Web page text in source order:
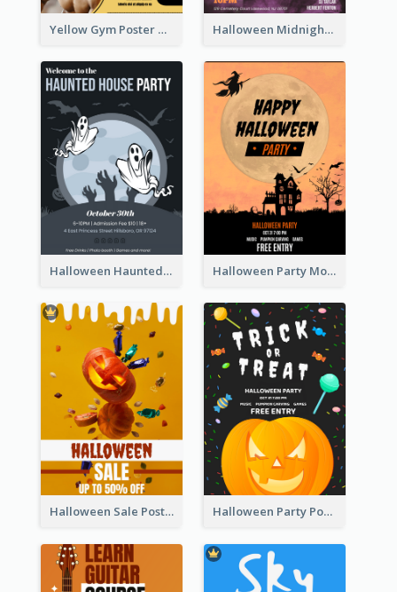
Yellow Gym Poster With Photos Halloween Midnight Party Poster
Halloween Haunted House Party Poster Halloween Party Moon Photo Poster
Halloween Sale Poster Halloween Party Poster